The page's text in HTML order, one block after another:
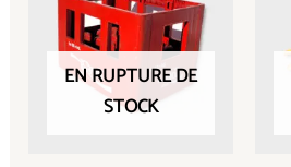
EN RUPTURE DE
STOCK